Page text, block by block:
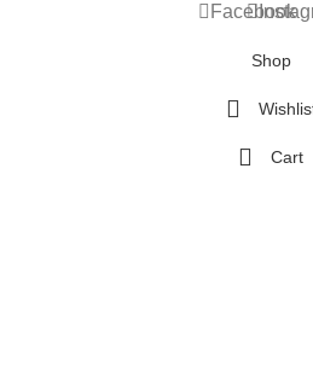
Facebook
Shop
Cart